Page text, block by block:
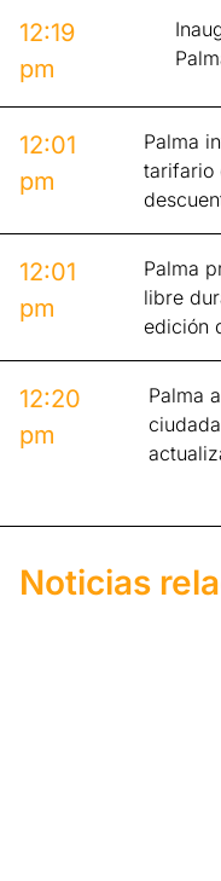
12:19
pm
12:01
pm
Palma
tarifario
12:01
pm
Palma
libre
edición
12:20
pm
Palma
Noticias